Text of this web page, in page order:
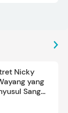
Nicky
yang
Sang